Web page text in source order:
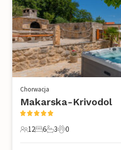
Chorwacja
Makarska-Krivodol
12 Goście
12
6 Sypialnie
6
3 Łazienki
3
0 Zwierzęta
0